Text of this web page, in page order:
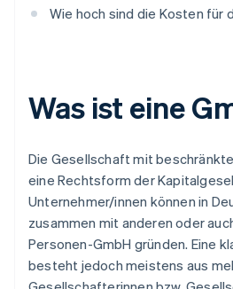
Wie hoch sind die Kosten für
Was ist eine
Die Gesellschaft mit
eine Rechtsform der
Unternehmer/innen können in
zusammen mit anderen oder
Personen-GmbH gründen. Eine
besteht jedoch meistens aus